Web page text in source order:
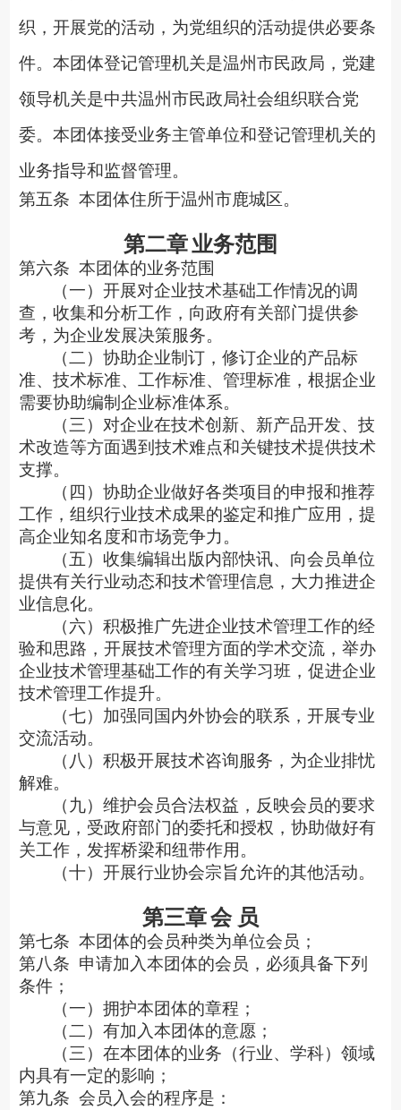
织，开展党的活动，为党组织的活动提供必要条
件。本团体登记管理机关是温州市民政局，党建
领导机关是中共温州市民政局社会组织联合党
委。本团体接受业务主管单位和登记管理机关的
业务指导和监督管理。
第五条 本团体住所于温州市鹿城区。
第二章业务范围
第六条 本团体的业务范围
（一）开展对企业技术基础工作情况的调
查，收集和分析工作，向政府有关部门提供参
考，为企业发展决策服务。
（二）协助企业制订，修订企业的产品标
准、技术标准、工作标准、管理标准，根据企业
需要协助编制企业标准体系。
（三）对企业在技术创新、新产品开发、技
术改造等方面遇到技术难点和关键技术提供技术
支撑。
（四）协助企业做好各类项目的申报和推荐
工作，组织行业技术成果的鉴定和推广应用，提
高企业知名度和市场竞争力。
（五）收集编辑出版内部快讯、向会员单位
提供有关行业动态和技术管理信息，大力推进企
业信息化。
（六）积极推广先进企业技术管理工作的经
验和思路，开展技术管理方面的学术交流，举办
企业技术管理基础工作的有关学习班，促进企业
技术管理工作提升。
（七）加强同国内外协会的联系，开展专业
交流活动。
（八）积极开展技术咨询服务，为企业排忧
解难。
（九）维护会员合法权益，反映会员的要求
与意见，受政府部门的委托和授权，协助做好有
关工作，发挥桥梁和纽带作用。
（十）开展行业协会宗旨允许的其他活动。
第三章会 员
第七条 本团体的会员种类为单位会员；
第八条 申请加入本团体的会员，必须具备下列
条件；
（一）拥护本团体的章程；
（二）有加入本团体的意愿；
（三）在本团体的业务（行业、学科）领域
内具有一定的影响；
第九条 会员入会的程序是：